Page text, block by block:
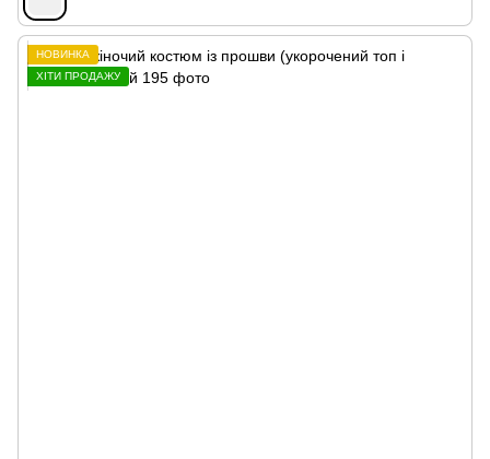
НОВИНКА
ХІТИ ПРОДАЖУ